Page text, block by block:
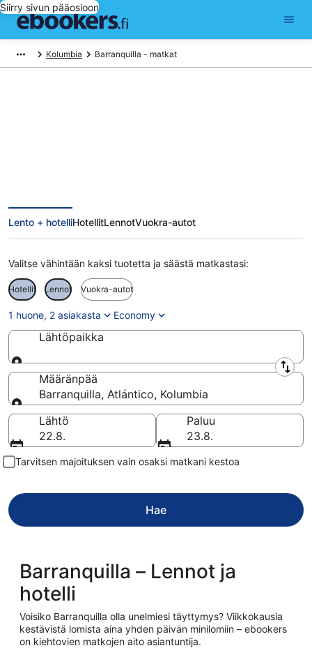
Siirry sivun pääosioon
Kolumbia Barranquilla - matkat
Lento + hotelliHotellitLennotVuokra-autot
Valitse vähintään kaksi tuotetta ja säästä matkastasi:
Hotellit Lennot Vuokra-autot
1 huone, 2 asiakasta Economy
Lähtöpaikka
Lähtöpaikka
Määränpää
Barranquilla, Atlántico, Kolumbia
Määränpää
Lähtö
22.8.
Paluu
23.8.
Tarvitsen majoituksen vain osaksi matkani kestoa
Hae
Barranquilla – Lennot ja
hotelli
Voisiko Barranquilla olla unelmiesi täyttymys? Viikkokausia
kestävistä lomista aina yhden päivän minilomiin – ebookers
on kiehtovien matkojen aito asiantuntija.